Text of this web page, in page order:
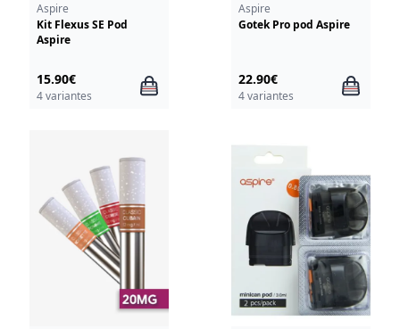
Aspire
Kit Flexus SE Pod
Aspire
15.90€
4 variantes
Aspire
Gotek Pro pod Aspire
22.90€
4 variantes